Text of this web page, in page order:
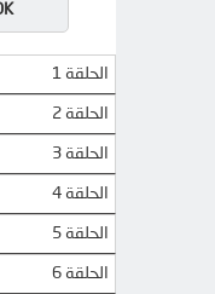
الحلقة 1
الحلقة 2
الحلقة 3
الحلقة 4
الحلقة 5
الحلقة 6